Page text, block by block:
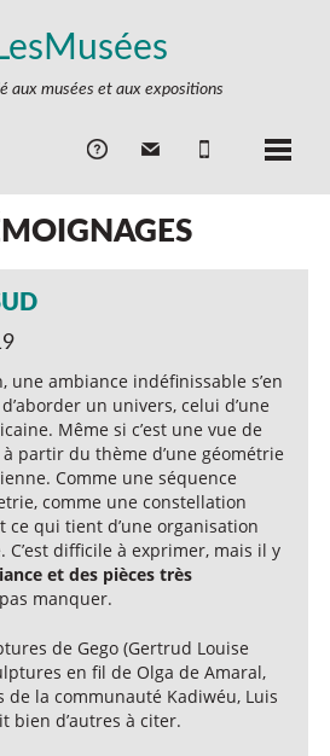
aux musées et aux expositions
une ambiance indéfinissable s’en
un univers, celui d’une
Même si c’est une vue de
à partir du thème d’une géométrie
Comme une séquence
comme une constellation
ce qui tient d’une organisation
C’est difficile à exprimer, mais il y
et des pièces très
manquer.
de Gego (Gertrud Louise
en fil de Olga de Amaral,
de la communauté Kadiwéu, Luis
bien d’autres à citer.